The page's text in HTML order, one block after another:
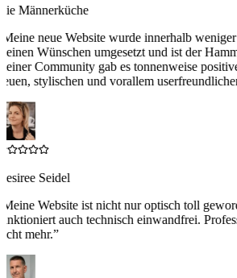
Männerküche
Meine neue Website wurde innerhalb
Wünschen umgesetzt und ist der
Community gab es tonnenweise
stylischen und vorallem
Seidel
Meine Website ist nicht nur optisch toll
auch technisch einwandfrei.
mehr.”